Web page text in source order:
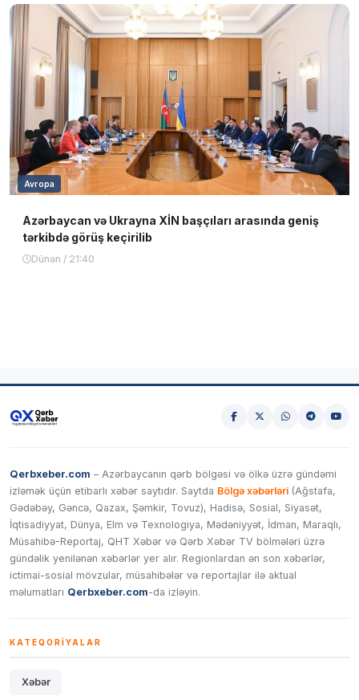
Avropa
Azərbaycan və Ukrayna XİN başçıları arasında geniş
tərkibdə görüş keçirilib
Dünən / 21:40
Qerbxeber.com – Azərbaycanın qərb bölgəsi və ölkə üzrə gündəmi
izləmək üçün etibarlı xəbər saytıdır. Saytda Bölgə xəbərləri (Ağstafa,
Gədəbəy, Gəncə, Qazax, Şəmkir, Tovuz), Hadisə, Sosial, Siyasət,
İqtisadiyyat, Dünya, Elm və Texnologiya, Mədəniyyət, İdman, Maraqlı,
Müsahibə-Reportaj, QHT Xəbər və Qərb Xəbər TV bölmələri üzrə
gündəlik yenilənən xəbərlər yer alır. Regionlardan ən son xəbərlər,
ictimai-sosial mövzular, müsahibələr və reportajlar ilə aktual
məlumatları Qerbxeber.com-da izləyin.
KATEQORIYALAR
Xəbər